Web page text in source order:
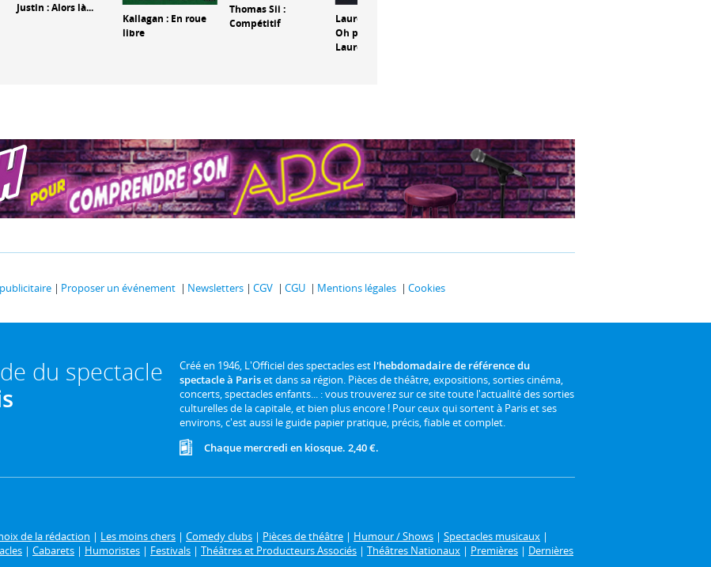
Justin : Alors là...
Kallagan : En roue
libre
Thomas Sii :
Compétitif
Laurent Baffie :
Oh putain
Laurent !
Proposer un événement Newsletters CGV CGU Mentions légales Cookies
du spectacle
Créé en 1946, L'Officiel des spectacles est l'hebdomadaire de référence du
spectacle à Pariset dans sa région. Pièces de théâtre, expositions, sorties cinéma,
concerts, spectacles enfants... : vous trouverez sur ce site toute l'actualité des sorties
culturelles de la capitale, et bien plus encore ! Pour ceux qui sortent à Paris et ses
environs, c'est aussi le guide papier pratique, précis, fiable et complet.
Chaque mercredi en kiosque. 2,40 €.
de la rédaction | Les moins chers | Comedy clubs | Pièces de théâtre | Humour / Shows | Spectacles musicaux |
| Cabarets | Humoristes | Festivals | Théâtres et Producteurs Associés | Théâtres Nationaux | Premières | Dernières